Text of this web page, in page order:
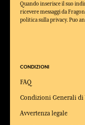
Quando inserisce il suo
ricevere messaggi da
politica sulla privacy. Puo
CONDIZIONI
FAQ
Condizioni Generali di
Avvertenza legale